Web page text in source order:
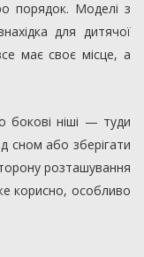
порядок. Моделі з
для дитячої
має своє місце, а
бокові ніші — туди
сном або зберігати
розташування
корисно, особливо